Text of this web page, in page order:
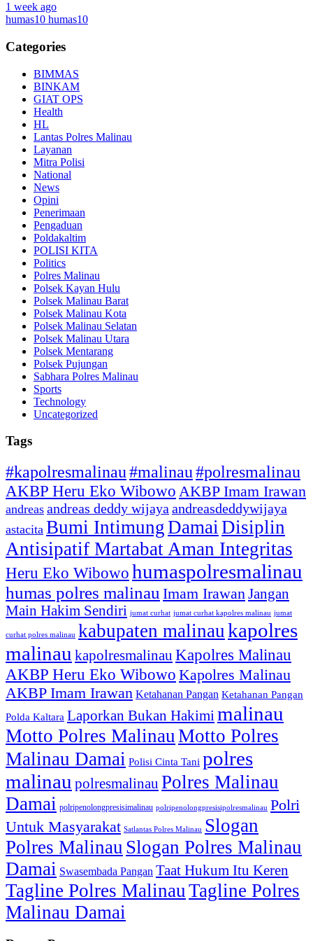
1 week ago
humas10 humas10
Categories
BIMMAS
BINKAM
GIAT OPS
Health
HL
Lantas Polres Malinau
Layanan
Mitra Polisi
National
News
Opini
Penerimaan
Pengaduan
Poldakaltim
POLISI KITA
Politics
Polres Malinau
Polsek Kayan Hulu
Polsek Malinau Barat
Polsek Malinau Kota
Polsek Malinau Selatan
Polsek Malinau Utara
Polsek Mentarang
Polsek Pujungan
Sabhara Polres Malinau
Sports
Technology
Uncategorized
Tags
#kapolresmalinau#malinau#polresmalinau
AKBP Heru Eko Wibowo AKBP Imam Irawan
andreas andreas deddy wijaya andreasdeddywijaya
astacita Bumi IntimungDamaiDisiplin
Antisipatif Martabat Aman Integritas
Heru Eko Wibowohumaspolresmalinau
humas polres malinau Imam IrawanJangan
Main Hakim Sendiri jumat curhat jumat curhat kapolres malinau jumat
curhat polres malinau kabupaten malinaukapolres
malinau kapolresmalinau Kapolres Malinau
AKBP Heru Eko Wibowo Kapolres Malinau
AKBP Imam Irawan Ketahanan Pangan Ketahanan Pangan
Polda Kaltara Laporkan Bukan Hakimi malinau
Motto Polres MalinauMotto Polres
Malinau Damai Polisi Cinta Tani polres
malinau polresmalinau Polres Malinau
Damai polripenolongpresisimalinau polripenolongpresisipolresmalinau Polri
Untuk Masyarakat Satlantas Polres Malinau Slogan
Polres Malinau Slogan Polres Malinau
Damai Swasembada Pangan Taat Hukum Itu Keren
Tagline Polres MalinauTagline Polres
Malinau Damai